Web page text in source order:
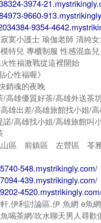
3974-
9660-
9354-
寞小護士 瑜伽老師 清純
特兒 專櫃制服 性感混血兒
性福激戰從這裡開始
心性福喔》
銷魂的夜晚
高雄優質好茶/高雄外送茶
雄出差/高雄旅館找小姐/
/高雄找小姐/高雄旅館叫
山區 前鎮區 左營區 苓
548.mystrikingly.com/
439.mystrikingly.com/
.伊利討論區.伊 魚網 e魚
喝茶網/吹水聊天男人尋歡